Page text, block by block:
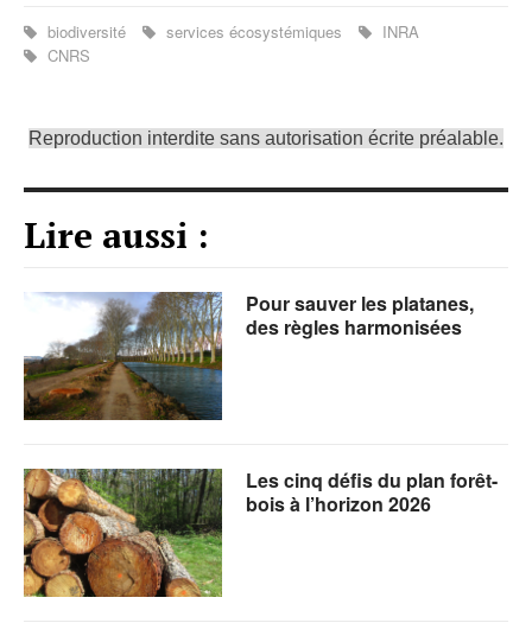
biodiversité services écosystémiques
INRA
CNRS
Reproduction interdite sans autorisation écrite préalable.
Lire aussi :
Pour sauver les platanes,
des règles harmonisées
Les cinq défis du plan forêt-
bois à l’horizon 2026